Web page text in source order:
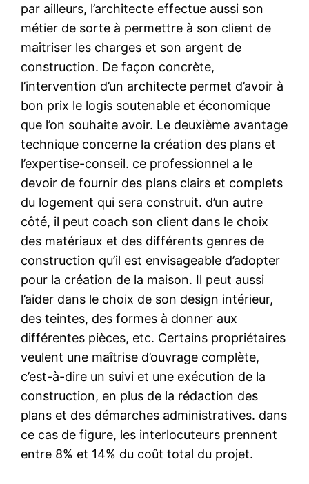
par ailleurs, l’architecte effectue aussi son
métier de sorte à permettre à son client de
maîtriser les charges et son argent de
construction. De façon concrète,
l’intervention d’un architecte permet d’avoir à
bon prix le logis soutenable et économique
que l’on souhaite avoir. Le deuxième avantage
technique concerne la création des plans et
l’expertise-conseil. ce professionnel a le
devoir de fournir des plans clairs et complets
du logement qui sera construit. d’un autre
côté, il peut coach son client dans le choix
des matériaux et des différents genres de
construction qu’il est envisageable d’adopter
pour la création de la maison. Il peut aussi
l’aider dans le choix de son design intérieur,
des teintes, des formes à donner aux
différentes pièces, etc. Certains propriétaires
veulent une maîtrise d’ouvrage complète,
c’est-à-dire un suivi et une exécution de la
construction, en plus de la rédaction des
plans et des démarches administratives. dans
ce cas de figure, les interlocuteurs prennent
entre 8% et 14% du coût total du projet.